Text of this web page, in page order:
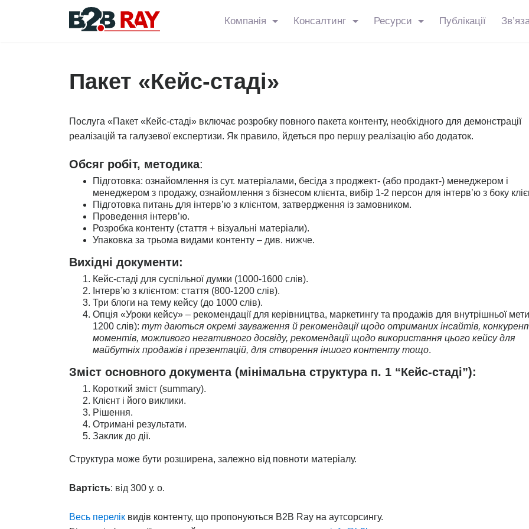
Компанія Консалтинг Ресурси Публікації
Пакет «Кейс-стаді»
Послуга «Пакет «Кейс-стаді» включає розробку повного пакета контенту, необхідного для демонстрації
реалізацій та галузевої експертизи. Як правило, йдеться про першу реалізацію або додаток.
Обсяг робіт, методика:
Підготовка: ознайомлення із сут. матеріалами, бесіда з проджект- (або продакт-) менеджером і
менеджером з продажу, ознайомлення з бізнесом клієнта, вибір 1-2 персон для інтерв’ю з боку
Підготовка питань для інтерв’ю з клієнтом, затвердження із замовником.
Проведення інтерв’ю.
Розробка контенту (стаття + візуальні матеріали).
Упаковка за трьома видами контенту – див. нижче.
Вихідні документи:
Кейс-стаді для суспільної думки (1000-1600 слів).
Інтерв’ю з клієнтом: стаття (800-1200 слів).
Три блоги на тему кейсу (до 1000 слів).
Опція «Уроки кейсу» – рекомендації для керівництва, маркетингу та продажів для внутрішньої
1200 слів): тут даються окремі зауваження й рекомендації щодо отриманих інсайтів,
моментів, можливого негативного досвіду, рекомендації щодо використання цього кейсу для
майбутніх продажів і презентацій, для створення іншого контенту тощо.
Зміст основного документа (мінімальна структура п. 1 “Кейс-стаді”):
Короткий зміст (summary).
Клієнт і його виклики.
Рішення.
Отримані результати.
Заклик до дії.
Структура може бути розширена, залежно від повноти матеріалу.
Вартість: від 300 у. о.
Весь перелік видів контенту, що пропонуються B2B Ray на аутсорсингу.